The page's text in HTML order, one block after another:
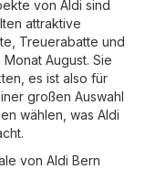
von Aldi sind
attraktive
Treuerabatte und
August. Sie
es ist also für
großen Auswahl
wählen, was Aldi
von Aldi Bern